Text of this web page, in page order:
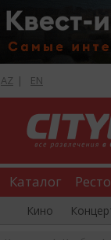
AZ | EN
Каталог
Кино